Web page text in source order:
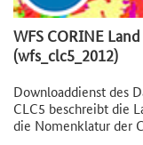
WFS CORINE
(wfs_clc5_2012)
Downloaddienst des
CLC5 beschreibt die
die Nomenklatur der